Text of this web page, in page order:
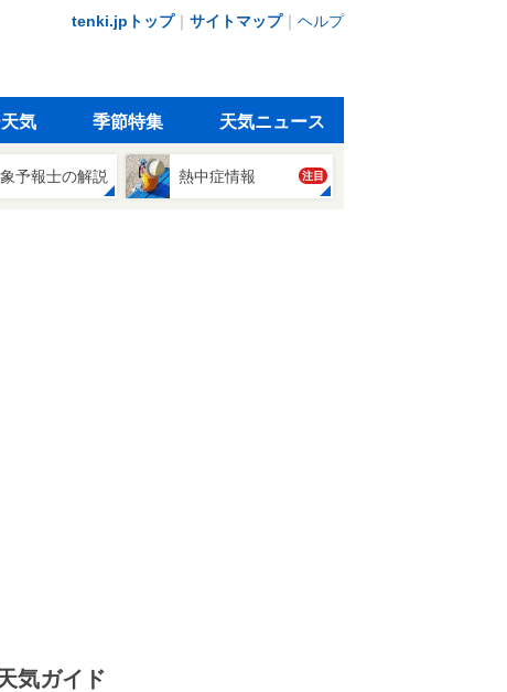
tenki.jpトップ｜ サイトマップ｜ ヘルプ
気 季節特集 天気ニュース
予報士の解説 熱中症情報 注目
気ガイド